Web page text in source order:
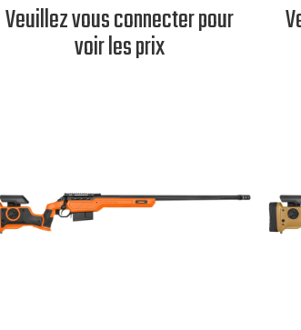
Veuillez vous connecter pour
voir les prix